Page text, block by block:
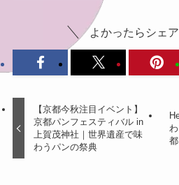
よかったらシェ
【京都今秋注目イベント】
京都パンフェスティバル in
上賀茂神社｜世界遺産で味
わうパンの祭典